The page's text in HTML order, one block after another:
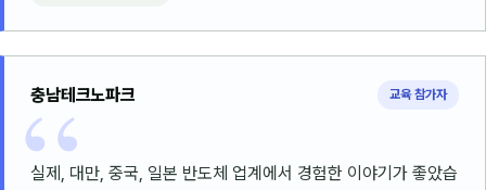
충남테크노파크 교육 참가자
실제, 대만, 중국, 일본 반도체 업계에서 경험한 이야기가 좋았습